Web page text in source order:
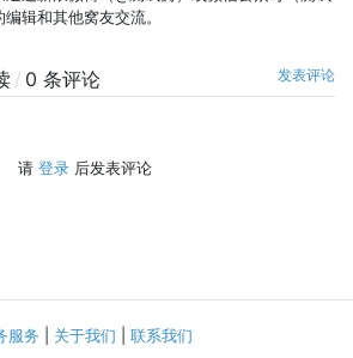
辑和其他窝友交流。
/ 0 条评论 发表评论
请 登录 后发表评论
服务 关于我们 联系我们